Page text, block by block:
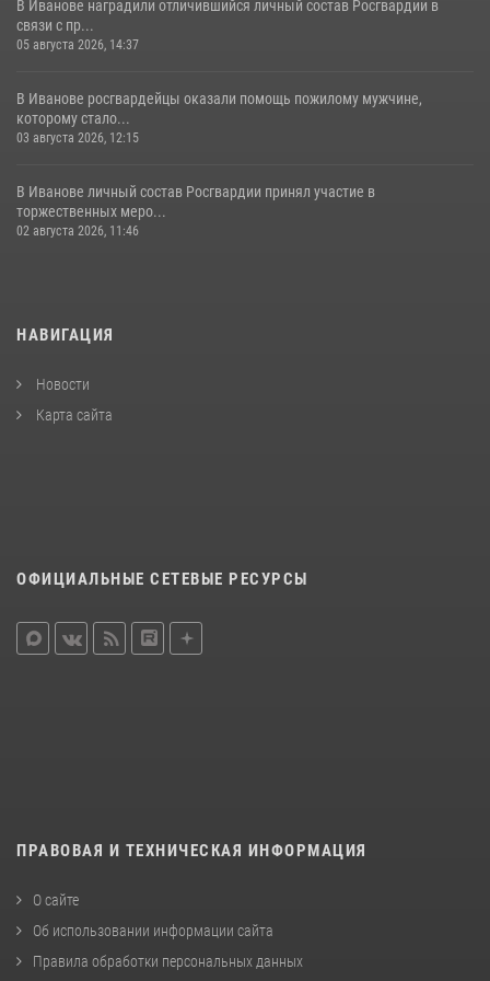
В Иванове наградили отличившийся личный состав Росгвардии в
связи с пр...
05 августа 2026, 14:37
В Иванове росгвардейцы оказали помощь пожилому мужчине,
которому стало...
03 августа 2026, 12:15
В Иванове личный состав Росгвардии принял участие в
торжественных меро...
02 августа 2026, 11:46
НАВИГАЦИЯ
Новости
Карта сайта
ОФИЦИАЛЬНЫЕ СЕТЕВЫЕ РЕСУРСЫ
ПРАВОВАЯ И ТЕХНИЧЕСКАЯ ИНФОРМАЦИЯ
О сайте
Об использовании информации сайта
Правила обработки персональных данных